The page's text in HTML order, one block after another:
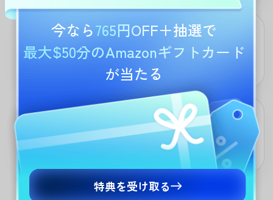
多言語によるグローバル対応
多言語でのバイオ生成に対応。世界各国のユーザーが多様な視聴
者とつながるプロフィール作成を支援。
独自の表現や意外な角度からの提案で、自分では思いつかないよ
うな注目度の高いバイオを実現。
今なら765円OFF＋抽選で
最大$50分のAmazonギフトカード
が当たる
特典を受け取る